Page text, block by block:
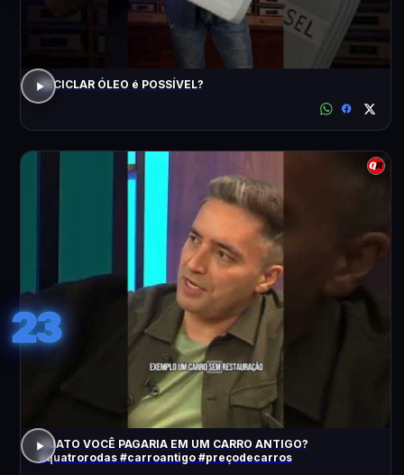
RECICLAR ÓLEO é POSSÍVEL?
23
QUATO VOCÊ PAGARIA EM UM CARRO ANTIGO?
#quatrorodas #carroantigo #preçodecarros